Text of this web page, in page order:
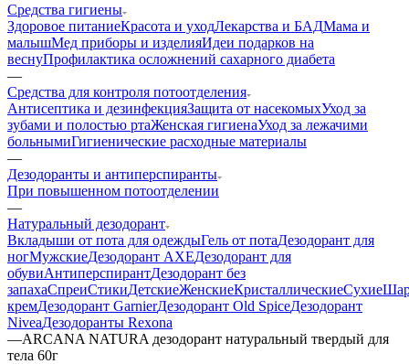
Средства гигиены
Здоровое питаниеКрасота и уходЛекарства и БАДМама и
малышМед приборы и изделияИдеи подарков на
веснуПрофилактика осложнений сахарного диабета
—
Средства для контроля потоотделения
Антисептика и дезинфекцияЗащита от насекомыхУход за
зубами и полостью ртаЖенская гигиенаУход за лежачими
больнымиГигиенические расходные материалы
—
Дезодоранты и антиперспиранты
При повышенном потоотделении
—
Натуральный дезодорант
Вкладыши от пота для одеждыГель от потаДезодорант для
ногМужскиеДезодорант AXEДезодорант для
обувиАнтиперспирантДезодорант без
запахаСпреиСтикиДетскиеЖенскиеКристаллическиеСухие
кремДезодорант GarnierДезодорант Old SpiceДезодорант
NiveaДезодоранты Rexona
—ARCANA NATURA дезодорант натуральный твердый для
тела 60г